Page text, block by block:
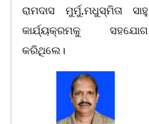
ରାମଦାସ ମୁର୍ମୁ,ମଧୁସ୍ମିତା ସାହୁ
କାର୍ଯ୍ୟକ୍ରମକୁ ସହଯୋଗ
କରିଥିଲେ।